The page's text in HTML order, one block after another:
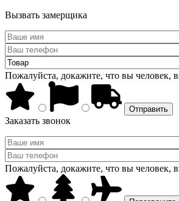
Вызвать замерщика
Пожалуйста, докажите, что вы человек,
Заказать звонок
Пожалуйста, докажите, что вы человек,